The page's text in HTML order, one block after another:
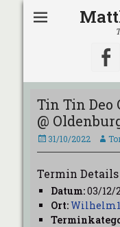
Tin Tin Deo
@
Veröffentlicht
am
31/10/2022 Autor
Termin Details
Datum:03/12/
Ort: